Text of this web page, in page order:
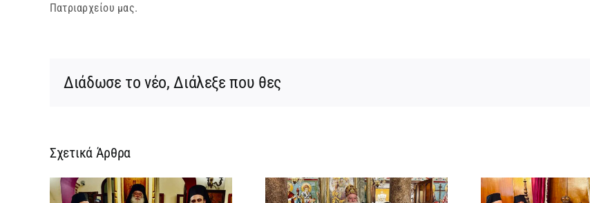
Πατριαρχείου μας.
Διάδωσε το νέο, Διάλεξε που θες
Σχετικά Άρθρα